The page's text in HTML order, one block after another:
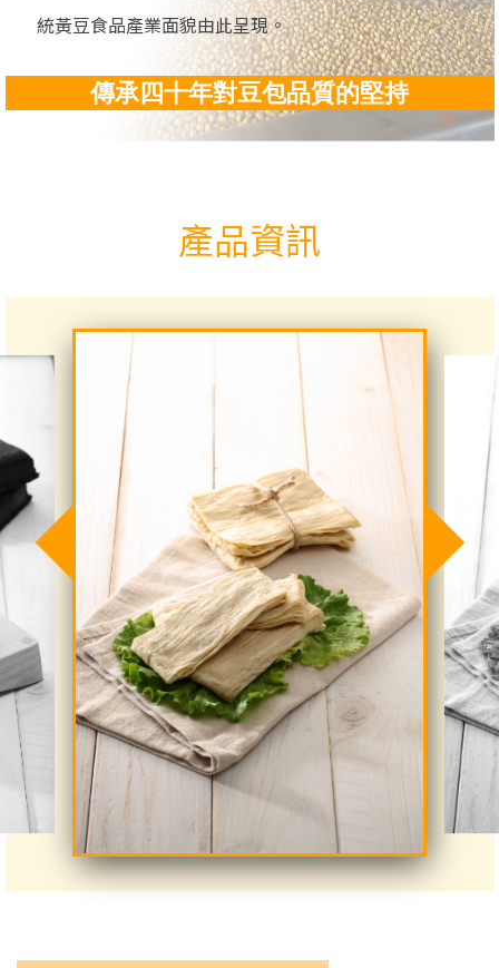
統黃豆食品產業面貌由此呈現。
傳承四十年對豆包品質的堅持
產品資訊